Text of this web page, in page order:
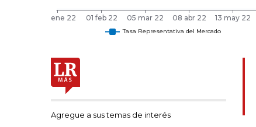
Agregue a sus temas de interés